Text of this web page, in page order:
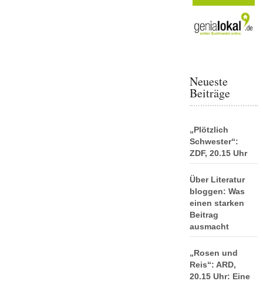
Neueste
Beiträge
„Plötzlich
Schwester“:
ZDF, 20.15 Uhr
Über Literatur
bloggen: Was
einen starken
Beitrag
ausmacht
„Rosen und
Reis“: ARD,
20.15 Uhr: Eine